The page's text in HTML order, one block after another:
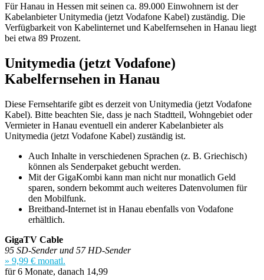
Für Hanau in Hessen mit seinen ca. 89.000 Einwohnern ist der
Kabelanbieter Unitymedia (jetzt Vodafone Kabel) zuständig. Die
Verfügbarkeit von Kabelinternet und Kabelfernsehen in Hanau liegt
bei etwa 89 Prozent.
Unitymedia (jetzt Vodafone)
Kabelfernsehen in Hanau
Diese Fernsehtarife gibt es derzeit von Unitymedia (jetzt Vodafone
Kabel). Bitte beachten Sie, dass je nach Stadtteil, Wohngebiet oder
Vermieter in Hanau eventuell ein anderer Kabelanbieter als
Unitymedia (jetzt Vodafone Kabel) zuständig ist.
Auch Inhalte in verschiedenen Sprachen (z. B. Griechisch)
können als Senderpaket gebucht werden.
Mit der GigaKombi kann man nicht nur monatlich Geld
sparen, sondern bekommt auch weiteres Datenvolumen für
den Mobilfunk.
Breitband-Internet ist in Hanau ebenfalls von Vodafone
erhältlich.
GigaTV Cable
95 SD-Sender und 57 HD-Sender
» 9,99 € monatl.
für 6 Monate, danach 14,99